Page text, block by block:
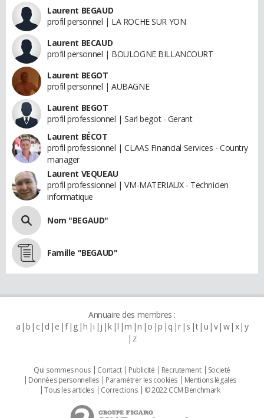
Laurent BEGAUD
profil personnel | LA ROCHE SUR YON
Laurent BECAUD
profil personnel | BOULOGNE BILLANCOURT
Laurent BEGOT
profil personnel | AUBAGNE
Laurent BEGOT
profil professionnel | Sarl begot - Gerant
Laurent BÉCOT
profil professionnel | CLAAS Financial Services - Country
manager
Laurent VEQUEAU
profil professionnel | VM-MATERIAUX - Technicien
informatique
Nom "BEGAUD"
Famille "BEGAUD"
Annuaire des membres :
a b c d e f g h i j k l m n o p q r s t u v w x y
z
Qui sommes nous Contact Publicité Recrutement
Societé
Données personnelles
Paramétrer les cookies
Mentions légales
Tous les articles
Corrections © 2022 CCM Benchmark